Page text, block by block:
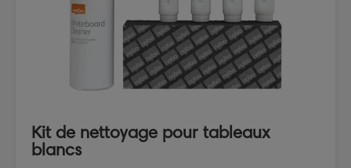
Kit de nettoyage pour tableaux
blancs